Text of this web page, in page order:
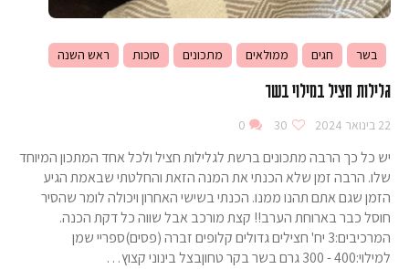
בשר חגים ממולאים מתכונים סוכות ראש השנה
גלילות חציל במילוי בשר
22 בינואר 2024 30
0
יש כל כך הרבה מתכונים ברשת לגלילות חציל ולכל אחד המתכון המיוחד
שלו. הרבה זמן שלא הכנתי את המנה הזאת והחלטתי שבאמת הגיע
הזמן שגם אתם תהנו ממנו. הכנתי בשישי האחרון ויכולה לומר שהסיר
חוסל כבר בארוחת הערב!! קצת מורכב אבל שווה כל דקת הכנה.
המרכיבים:3 יח' חצילים גדולים קלופים זברה (פסים)ספריי שמן
למילוי:400 - 300 גרם בשר בקר טחוןבצל בינוני קצוץ…